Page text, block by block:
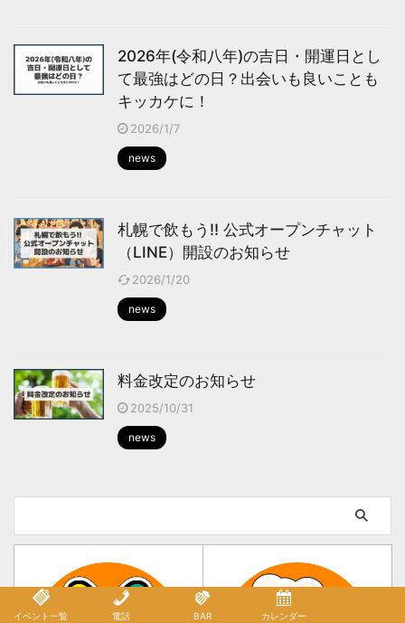
2026年(令和八年)の吉日・開運日とし
て最強はどの日？出会いも良いことも
キッカケに！
2026/1/7
news
札幌で飲もう!! 公式オープンチャット
（LINE）開設のお知らせ
2026/1/20
news
料金改定のお知らせ
2025/10/31
news
イベント一覧 電話 BAR カレンダー